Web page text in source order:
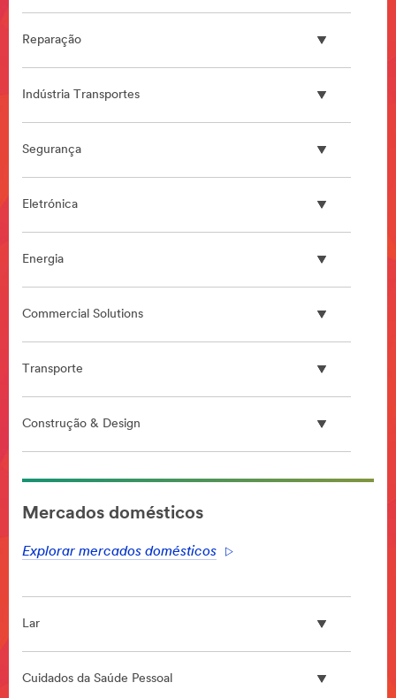
Reparação
Indústria Transportes
Segurança
Eletrónica
Energia
Commercial Solutions
Transporte
Construção & Design
**Site
area
**
***
**Site
area
HP-
DesignConst-
Mercados domésticos
Explorar mercados domésticos
Lar
Cuidados da Saúde Pessoal